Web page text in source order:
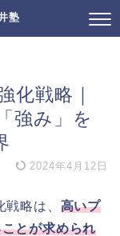
化戦略｜
強み」を
2024年4月12日
略は、 高いプ
とが求められ